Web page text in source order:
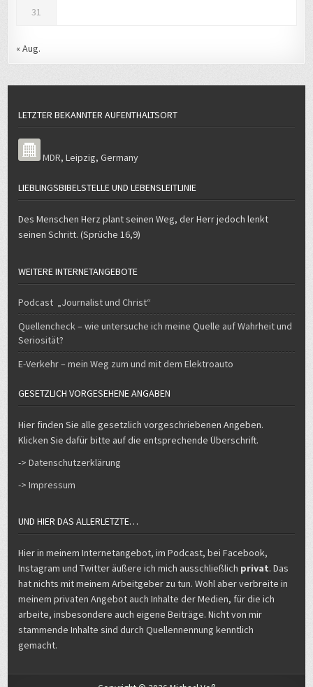
31
« Aug.
LETZTER BEKANNTER AUFENTHALTSORT
MDR,Leipzig,Germany
LIEBLINGSBIBELSTELLE UND LEBENSLEITLINIE
Des Menschen Herz plant seinen Weg, der Herr jedoch lenkt
seinen Schritt. (Sprüche 16,9)
WEITERE INTERNETANGEBOTE
Podcast „Journalist und Christ“
Quellencheck – wie untersuche ich meine Quelle auf Wahrheit und
Seriosität?
E-Verkehr – mein Weg zum und mit dem Elektroauto
GESETZLICH VORGESEHENE ANGABEN
Hier finden Sie alle gesetzlich vorgeschriebenen Angeben.
Klicken Sie dafür bitte auf die entsprechende Überschrift.
-> Datenschutzerklärung
-> Impressum
UND HIER DAS ALLERLETZTE…
Hier in meinem Internetangebot, im Podcast, bei Facebook,
Instagram und Twitter äußere ich mich ausschließlich privat. Das
hat nichts mit meinem Arbeitgeber zu tun. Wohl aber verbreite in
meinem privaten Angebot auch Inhalte der Medien, für die ich
arbeite, insbesondere auch eigene Beiträge. Nicht von mir
stammende Inhalte sind durch Quellennennung kenntlich
gemacht.